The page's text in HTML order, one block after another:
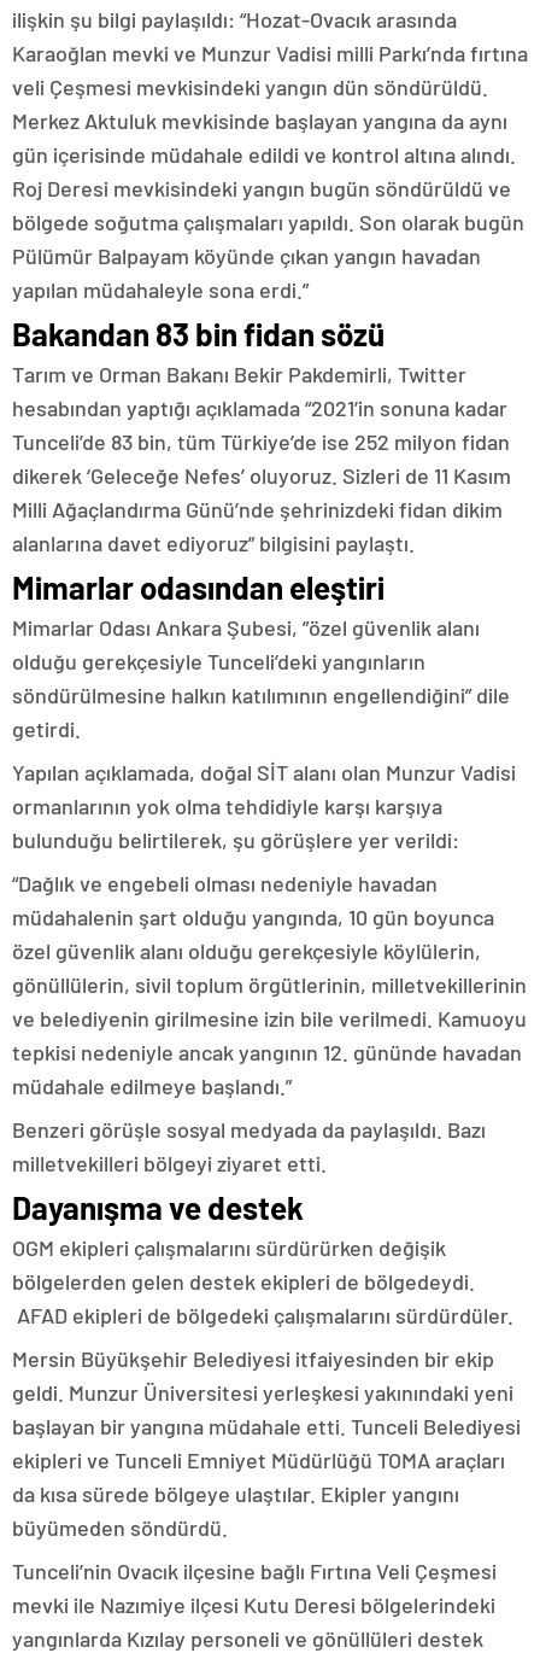
ilişkin şu bilgi paylaşıldı: “Hozat-Ovacık arasında
Karaoğlan mevki ve Munzur Vadisi milli Parkı’nda fırtına
veli Çeşmesi mevkisindeki yangın dün söndürüldü.
Merkez Aktuluk mevkisinde başlayan yangına da aynı
gün içerisinde müdahale edildi ve kontrol altına alındı.
Roj Deresi mevkisindeki yangın bugün söndürüldü ve
bölgede soğutma çalışmaları yapıldı. Son olarak bugün
Pülümür Balpayam köyünde çıkan yangın havadan
yapılan müdahaleyle sona erdi.”
Bakandan 83 bin fidan sözü
Tarım ve Orman Bakanı Bekir Pakdemirli, Twitter
hesabından yaptığı açıklamada “2021’in sonuna kadar
Tunceli’de 83 bin, tüm Türkiye’de ise 252 milyon fidan
dikerek ‘Geleceğe Nefes’ oluyoruz. Sizleri de 11 Kasım
Milli Ağaçlandırma Günü’nde şehrinizdeki fidan dikim
alanlarına davet ediyoruz” bilgisini paylaştı.
Mimarlar odasından eleştiri
Mimarlar Odası Ankara Şubesi, ”özel güvenlik alanı
olduğu gerekçesiyle Tunceli’deki yangınların
söndürülmesine halkın katılımının engellendiğini” dile
getirdi.
Yapılan açıklamada, doğal SİT alanı olan Munzur Vadisi
ormanlarının yok olma tehdidiyle karşı karşıya
bulunduğu belirtilerek, şu görüşlere yer verildi:
“Dağlık ve engebeli olması nedeniyle havadan
müdahalenin şart olduğu yangında, 10 gün boyunca
özel güvenlik alanı olduğu gerekçesiyle köylülerin,
gönüllülerin, sivil toplum örgütlerinin, milletvekillerinin
ve belediyenin girilmesine izin bile verilmedi. Kamuoyu
tepkisi nedeniyle ancak yangının 12. gününde havadan
müdahale edilmeye başlandı.”
Benzeri görüşle sosyal medyada da paylaşıldı. Bazı
milletvekilleri bölgeyi ziyaret etti.
Dayanışma ve destek
OGM ekipleri çalışmalarını sürdürürken değişik
bölgelerden gelen destek ekipleri de bölgedeydi.
AFAD ekipleri de bölgedeki çalışmalarını sürdürdüler.
Mersin Büyükşehir Belediyesi itfaiyesinden bir ekip
geldi. Munzur Üniversitesi yerleşkesi yakınındaki yeni
başlayan bir yangına müdahale etti. Tunceli Belediyesi
ekipleri ve Tunceli Emniyet Müdürlüğü TOMA araçları
da kısa sürede bölgeye ulaştılar. Ekipler yangını
büyümeden söndürdü.
Tunceli’nin Ovacık ilçesine bağlı Fırtına Veli Çeşmesi
mevki ile Nazımiye ilçesi Kutu Deresi bölgelerindeki
yangınlarda Kızılay personeli ve gönüllüleri destek